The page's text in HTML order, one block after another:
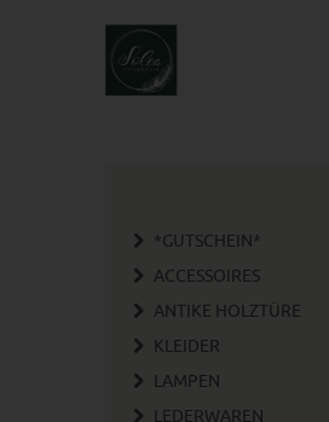
*GUTSCHEIN*
ACCESSOIRES
ANTIKE HOLZTÜRE
KLEIDER
LAMPEN
LEDERWAREN